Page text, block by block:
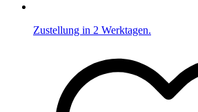
Zustellung in 2 Werktagen.